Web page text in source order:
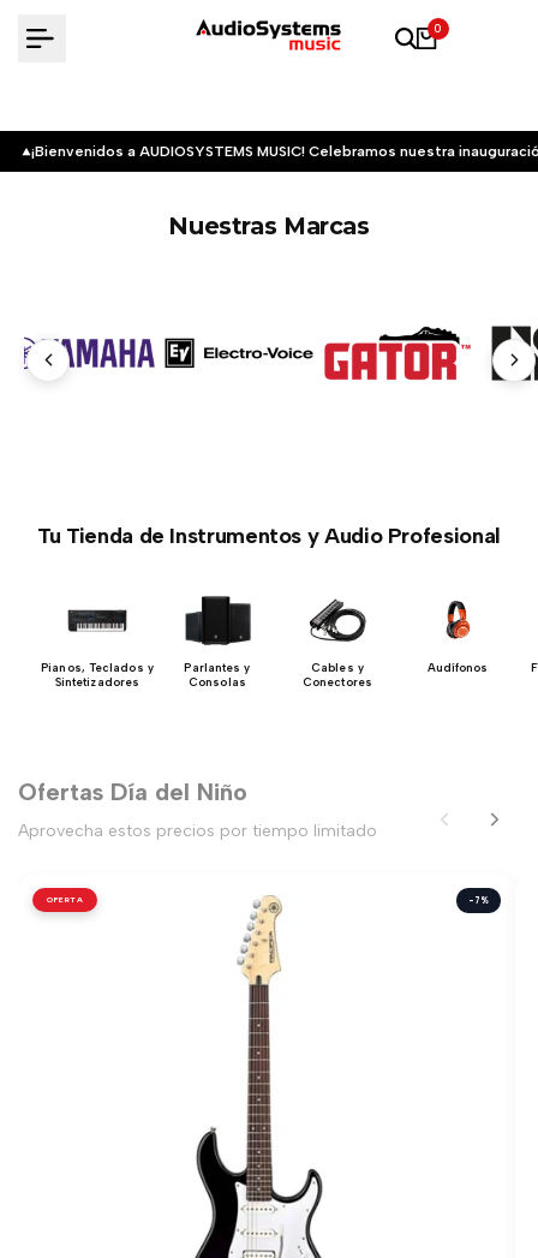
0
¡Bienvenidos a AUDIOSYSTEMS MUSIC! Celebramos nuestra
Nuestras Marcas
Tu Tienda de Instrumentos y Audio Profesional
Pianos, Teclados y
Sintetizadores
Parlantes y
Consolas
Cables y
Conectores
Audífonos
Ofertas Día del Niño
Aprovecha estos precios por tiempo limitado
OFERTA -7%